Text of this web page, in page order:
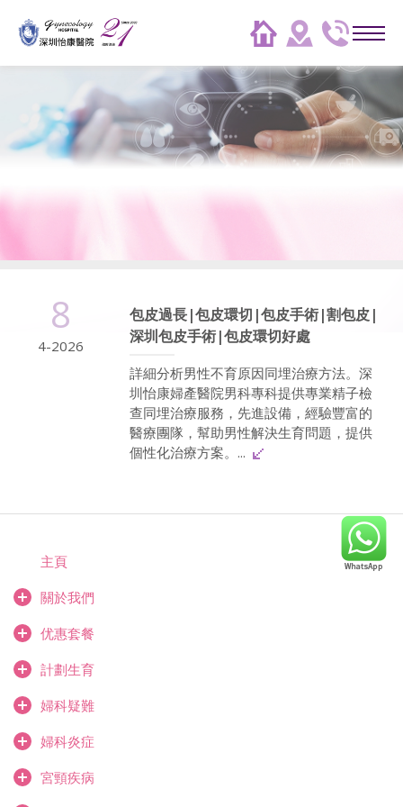
8
4-2026
包皮過長|包皮環切|包皮手術|割包皮|
深圳包皮手術|包皮環切好處
詳細分析男性不育原因同埋治療方法。深
圳怡康婦產醫院男科專科提供專業精子檢
查同埋治療服務，先進設備，經驗豐富的
醫療團隊，幫助男性解決生育問題，提供
個性化治療方案。...
主頁
關於我們
优惠套餐
計劃生育
婦科疑難
婦科炎症
宮頸疾病